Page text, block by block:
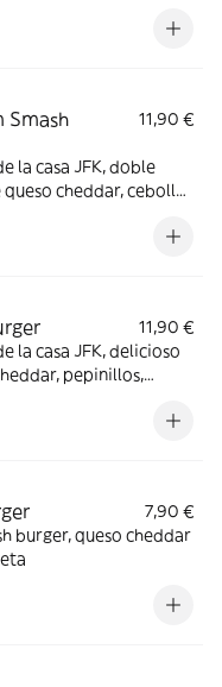
Smash
11,90 €
la casa JFK, doble
cheddar, cebolla,
11,90 €
la casa JFK, delicioso
pepinillos,
7,90 €
burger, queso cheddar